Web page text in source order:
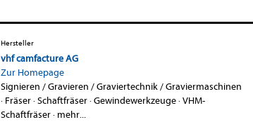
Hersteller
vhf camfacture AG
Zur Homepage
Signieren / Gravieren / Graviertechnik / Graviermaschinen
· Fräser·Schaftfräser·Gewindewerkzeuge·VHM-
Schaftfräser· mehr...